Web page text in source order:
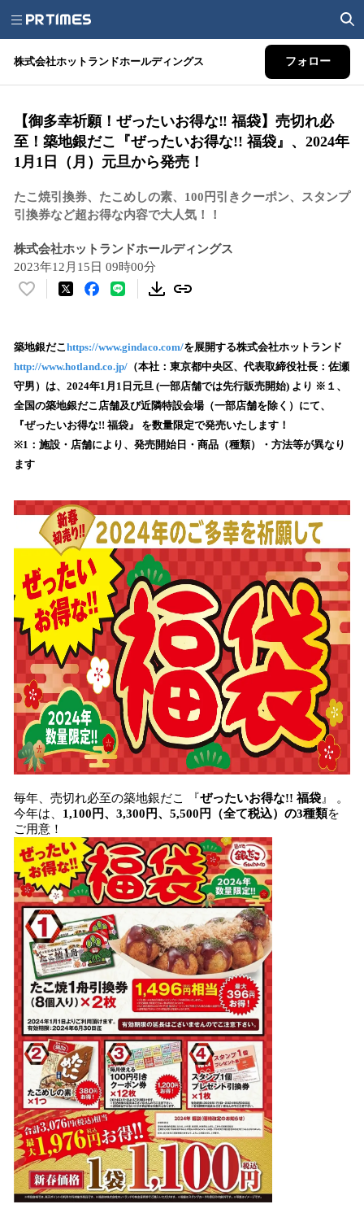
株式会社ホットランドホールディングス フォロー
【御多幸祈願！ぜったいお得な‼ 福袋】売切れ必
至！築地銀だこ『ぜったいお得な!! 福袋』、2024年
1月1日（月）元旦から発売！
たこ焼引換券、たこめしの素、100円引きクーポン、スタンプ
引換券など超お得な内容で大人気！！
株式会社ホットランドホールディングス
2023年12月15日 09時00分
い
！
数
を
読
込
み
中
す
築地銀だこhttps://www.gindaco.com/を展開する株式会社ホットランド
http://www.hotland.co.jp/ （本社：東京都中央区、代表取締役社長：佐瀬
守男）は、2024年1月1日元旦 (一部店舗では先行販売開始) より ※１、
全国の築地銀だこ店舗及び近隣特設会場（一部店舗を除く）にて、
『ぜったいお得な!! 福袋』 を数量限定で発売いたします！
※1：施設・店舗により、発売開始日・商品（種類）・方法等が異なり
ます
毎年、売切れ必至の築地銀だこ 『ぜったいお得な!! 福袋 』 。
今年は、 1,100円、3,300円、5,500円（全て税込）の3種類を
ご用意！